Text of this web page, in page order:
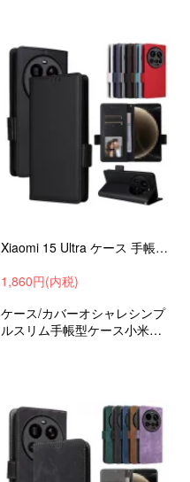
Xiaomi 15 Ultra ケース 手帳型 カバー PUレザー 手帳型PUレザーケース スタンド機能 カード収納 ストラップ穴 小米 シャオミ 15 ウルトラ
1,860円(内税)
ケース/カバーオシャレシンプ
ルスリム手帳型ケース小米シ